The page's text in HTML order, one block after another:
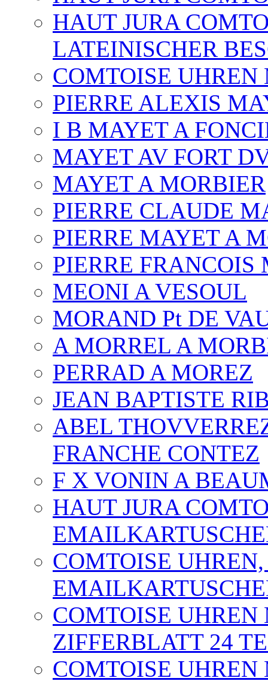
HAUT JURA
LATEINISCHER
COMTOISE
PIERRE ALEXIS
I B MAYET A
MAYET AV FORT
MAYET A MORBIER
PIERRE CLAUDE
PIERRE MAYET A
PIERRE
MEONI A VESOUL
MORAND Pt DE
A MORREL A
PERRAD A MOREZ
JEAN BAPTISTE
ABEL
FRANCHE CONTEZ
F X VONIN A
HAUT JURA
COMTOISE
COMTOISE
ZIFFERBLATT 24
COMTOISE